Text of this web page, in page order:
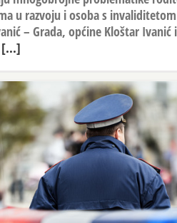
u razvoju i osoba s
– Grada, općine Kloštar Ivanić
[...]